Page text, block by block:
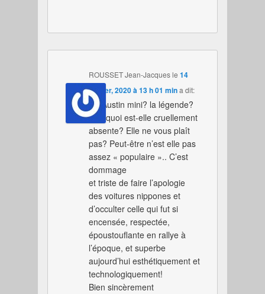
ROUSSET Jean-Jacquesle14
janvier, 2020 à 13 h 01 mina dit:
Et l’Austin mini? la légende?
pourquoi est-elle cruellement
absente? Elle ne vous plaît
pas? Peut-être n’est elle pas
assez « populaire ».. C’est
dommage
et triste de faire l’apologie
des voitures nippones et
d’occulter celle qui fut si
encensée, respectée,
époustouflante en rallye à
l’époque, et superbe
aujourd’hui esthétiquement et
technologiquement!
Bien sincèrement